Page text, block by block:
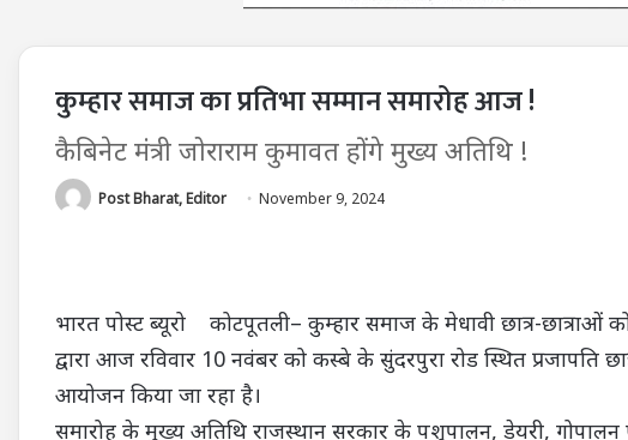
कुम्हार समाज का प्रतिभा सम्मान समारोह आज !
कैबिनेट मंत्री जोराराम कुमावत होंगे मुख्य अतिथि !
Post Bharat, Editor November 9, 2024
भारत पोस्ट ब्यूरो कोटपूतली– कुम्हार समाज के मेधावी छात्र-छात्राओं
द्वारा आज रविवार 10 नवंबर को कस्बे के सुंदरपुरा रोड स्थित प्रजापति
आयोजन किया जा रहा है।
समारोह के मुख्य अतिथि राजस्थान सरकार के पशुपालन, डेयरी, गोपालन